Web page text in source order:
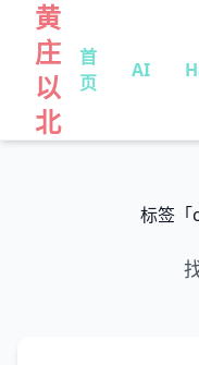
黄
庄
以
北
首
页
AI
标签「